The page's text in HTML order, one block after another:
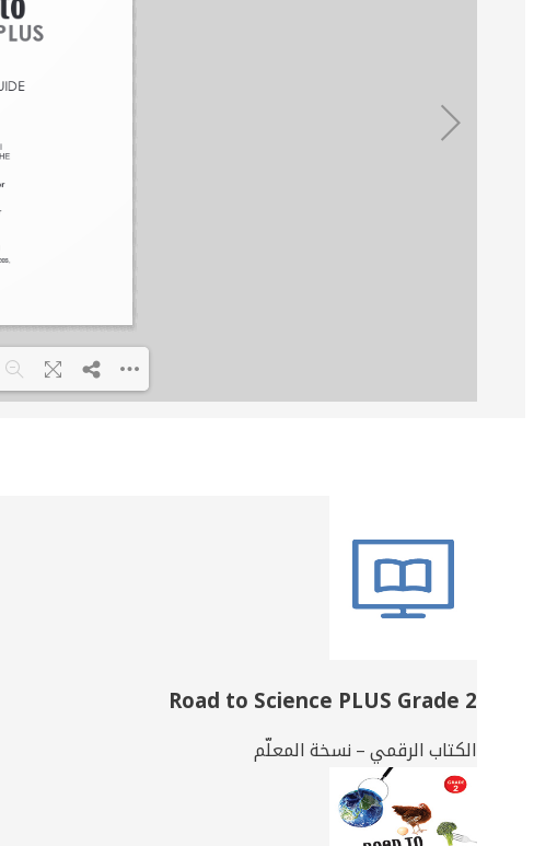
Books
Road to Science PLUS Grade 2
الكتاب الرقمي – نسخة المعلّم